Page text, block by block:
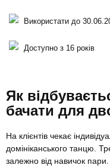
Використати до
Доступно з 16 років
Як
бачати для
На клієнтів чекає
домініканського танцю.
залежно від навичок